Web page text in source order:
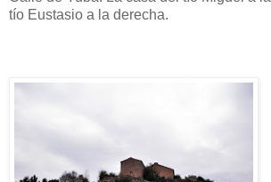
tío Eustasio a la derecha.